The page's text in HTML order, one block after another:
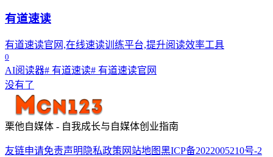
有道速读
有道速读官网,在线速读训练平台,提升阅读效率工具
0
AI阅读器# 有道速读# 有道速读官网
没有了
栗他自媒体 - 自我成长与自媒体创业指南
友链申请免责声明 隐私政策 网站地图黑ICP备2022005210号-2